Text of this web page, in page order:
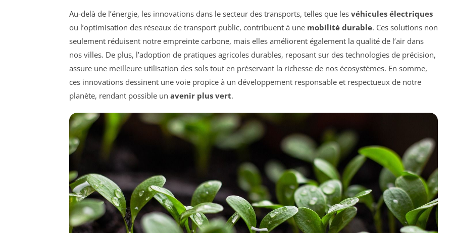
Au-delà de l’énergie, les innovations dans le secteur des transports, telles que les véhicules électriques
ou l’optimisation des réseaux de transport public, contribuent à une mobilité durable. Ces solutions non
seulement réduisent notre empreinte carbone, mais elles améliorent également la qualité de l’air dans
nos villes. De plus, l’adoption de pratiques agricoles durables, reposant sur des technologies de précision,
assure une meilleure utilisation des sols tout en préservant la richesse de nos écosystèmes. En somme,
ces innovations dessinent une voie propice à un développement responsable et respectueux de notre
planète, rendant possible un avenir plus vert.